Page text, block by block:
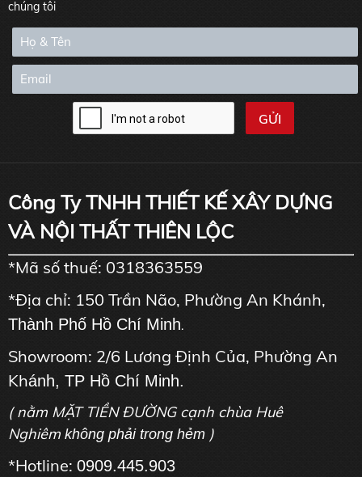
chúng tôi
Công Ty TNHH THIẾT KẾ XÂY DỰNG
VÀ NỘI THẤT THIÊN LỘC
*Mã số thuế: 0318363559
*Địa chỉ: 150 Trần Não, Phường An Khánh,
Thành Phố Hồ Chí Minh.
Showroom: 2/6 Lương Định Của, Phường An
Khánh, TP Hồ Chí Minh.
( nằm MẶT TIỀN ĐƯỜNG cạnh chùa Huê
Nghiêm không phải trong hẻm )
*Hotline: 0909.445.903